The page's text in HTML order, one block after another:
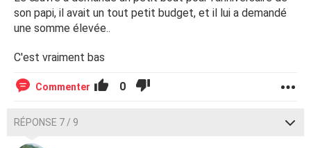
son papi, il avait un tout petit budget, et il lui a demandé
une somme élevée..
C'est vraiment bas
Commenter 0
RÉPONSE 7 / 9